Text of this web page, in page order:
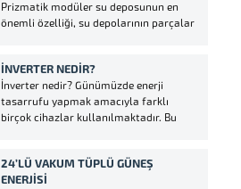
arızaları tespit ederek sizlere bilgi
aktarmaktayız eğer fiyatlarımızı kabul
Prizmatik modüler su deposunun en
önemli özelliği, su depolarının parçalar
olmasıdır. İhtiyaç duyulduğunda depo
hacminin yerinde arttırılabilir veya
demonte edilerek başka bir yerde
kolaylıkla yeniden montajı mümkündür.
İNVERTER NEDIR?
İnverter nedir? Günümüzde enerji
tasarrufu yapmak amacıyla farklı
birçok cihazlar kullanılmaktadır. Bu
ayarlarını düzenleyen cihazlara inverter
adı verilmektedir. Alternatif akımı doğru
24’LÜ VAKUM TÜPLÜ GÜNEŞ
ENERJISI